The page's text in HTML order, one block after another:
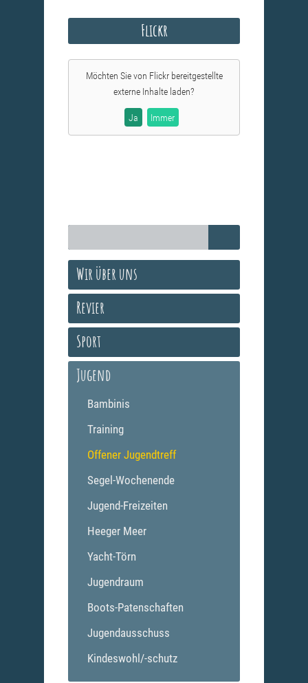
Flickr
Möchten Sie von Flickrbereitgestellte
externe Inhalte laden?
Ja Immer
Wir über uns
Revier
Sport
Jugend
Bambinis
Training
Offener Jugendtreff
Segel-Wochenende
Jugend-Freizeiten
Heeger Meer
Yacht-Törn
Jugendraum
Boots-Patenschaften
Jugendausschuss
Kindeswohl/-schutz